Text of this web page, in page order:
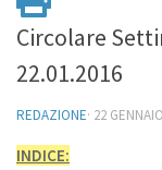
Circolare
22.01.2016
REDAZIONE· 22
INDICE: